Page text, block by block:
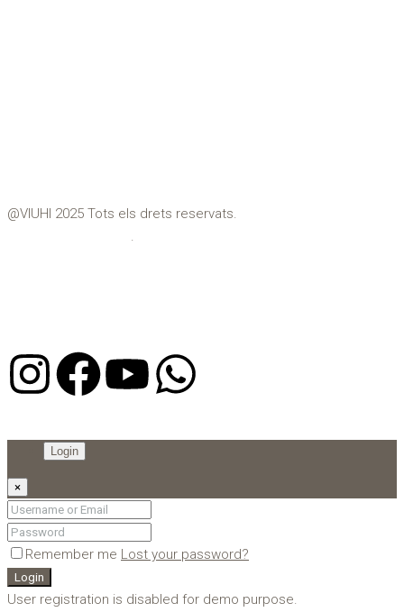
@VIUHI 2025 Tots els drets reservats.
Login
×
Remember me Lost your password?
Login
User registration is disabled for demo purpose.